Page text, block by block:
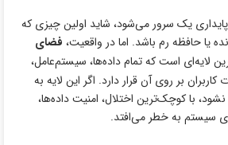
یک سرور می‌شود، شاید اولین چیزی که
یا حافظه رم باشد. اما در واقعیت، فضای
لایه‌ای است که تمام داده‌ها، سیستم‌عامل،
بر روی آن قرار دارد. اگر این لایه به‌
با کوچک‌ترین اختلال، امنیت داده‌ها،
سیستم به خطر می‌افتد.